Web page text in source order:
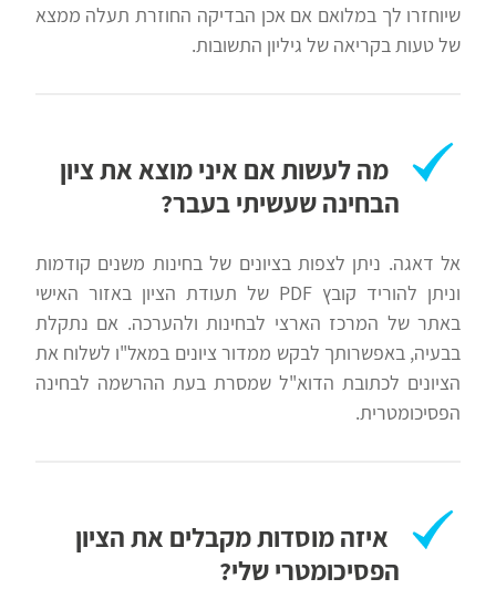
שיוחזרו לך במלואם אם אכן הבדיקה החוזרת תעלה ממצא
של טעות בקריאה של גיליון התשובות.
מה לעשות אם איני מוצא את ציון
הבחינה שעשיתי בעבר?
אל דאגה. ניתן לצפות בציונים של בחינות משנים קודמות
וניתן להוריד קובץ PDF של תעודת הציון באזור האישי
באתר של המרכז הארצי לבחינות ולהערכה. אם נתקלת
בבעיה, באפשרותך לבקש ממדור ציונים במאל"ו לשלוח את
הציונים לכתובת הדוא"ל שמסרת בעת ההרשמה לבחינה
הפסיכומטרית.
איזה מוסדות מקבלים את הציון
הפסיכומטרי שלי?